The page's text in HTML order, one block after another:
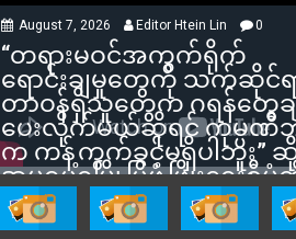
August 7, 2026 Editor Htein Lin 0
“တရားမဝင်အကွက်ရိုက်
ရောင်းချမှုတွေကို သက်ဆိုင်ရ
တာဝန်ရှိသူတွေက ဂရန်တွေခ
ပေးလိုက်မယ်ဆိုရင် ကုမ္ပ
က ကန့်ကွက်ခွင့်မရှိပါဘူး”
အမရပူရမြို့ပြဖွံ့ဖြိုးရေးစီမံ
ဒါရိုက်တာ ဦးဇော်ရဲဝင်းနဲ့
ခြင်း